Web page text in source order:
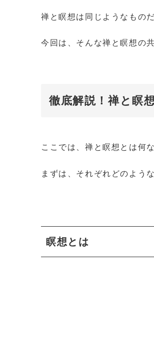
禅と瞑想は同じようなもの
今回は、そんな禅と瞑想の
徹底解説！禅と瞑
ここでは、禅と瞑想とは何
まずは、それぞれどのよう
瞑想とは